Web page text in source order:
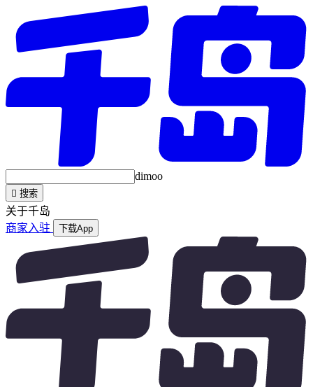
dimoo
 搜索
关于千岛
商家入驻
下载App